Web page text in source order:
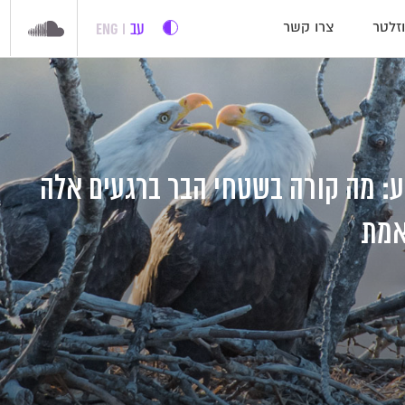
צרו קשר עב ENG
מה קורה בשטחי הבר ברגעים אלה